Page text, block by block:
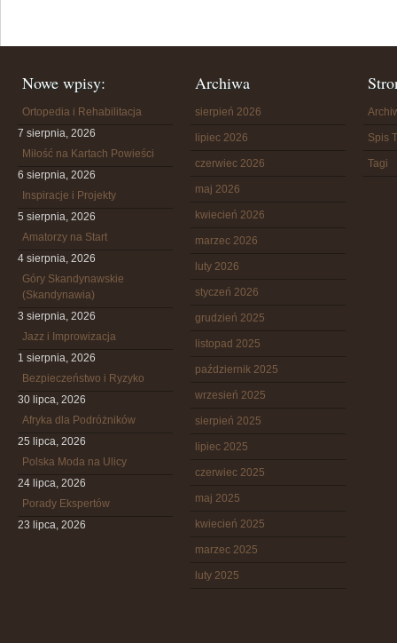
Nowe wpisy:
Ortopedia i Rehabilitacja
7 sierpnia, 2026
Miłość na Kartach Powieści
6 sierpnia, 2026
Inspiracje i Projekty
5 sierpnia, 2026
Amatorzy na Start
4 sierpnia, 2026
Góry Skandynawskie
(Skandynawia)
3 sierpnia, 2026
Jazz i Improwizacja
1 sierpnia, 2026
Bezpieczeństwo i Ryzyko
30 lipca, 2026
Afryka dla Podróżników
25 lipca, 2026
Polska Moda na Ulicy
24 lipca, 2026
Porady Ekspertów
23 lipca, 2026
Archiwa
sierpień 2026
lipiec 2026
czerwiec 2026
maj 2026
kwiecień 2026
marzec 2026
luty 2026
styczeń 2026
grudzień 2025
listopad 2025
październik 2025
wrzesień 2025
sierpień 2025
lipiec 2025
czerwiec 2025
maj 2025
kwiecień 2025
marzec 2025
luty 2025
Spis
Tagi